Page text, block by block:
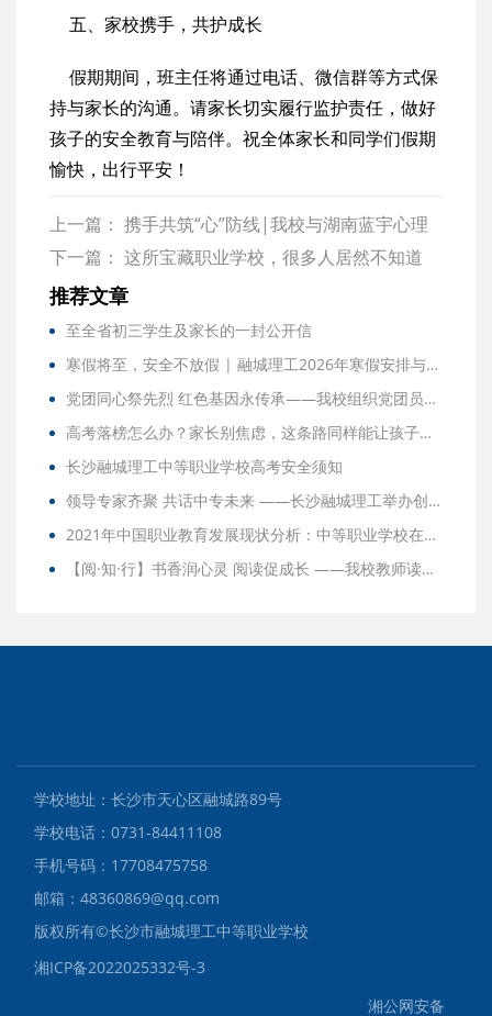
五、家校携手，共护成长
假期期间，班主任将通过电话、微信群等方式保
持与家长的沟通。请家长切实履行监护责任，做好
孩子的安全教育与陪伴。祝全体家长和同学们假期
愉快，出行平安！
上一篇： 携手共筑“心”防线|我校与湖南蓝宇心理
签署战略合作协议并举行教职工心理健康讲座
下一篇： 这所宝藏职业学校，很多人居然不知道
——这些“王牌班级”，很多人居然不知道
推荐文章
至全省初三学生及家长的一封公开信
寒假将至，安全不放假 | 融城理工2026年寒假安排与温馨提示
党团同心祭先烈 红色基因永传承——我校组织党团员赴湖南省烈士公园开展清明祭扫活动
高考落榜怎么办？家长别焦虑，这条路同样能让孩子圆梦大学！
长沙融城理工中等职业学校高考安全须知
领导专家齐聚 共话中专未来 ——长沙融城理工举办创新发展职业教育座谈会
2021年中国职业教育发展现状分析：中等职业学校在校人数不断增加
【阅·知·行】书香润心灵 阅读促成长 ——我校教师读书活动火热进行中
学校地址：长沙市天心区融城路89号
学校电话：0731-84411108
手机号码：17708475758
邮箱：48360869@qq.com
版权所有©️长沙市融城理工中等职业学校
湘ICP备2022025332号-3
湘公网安备